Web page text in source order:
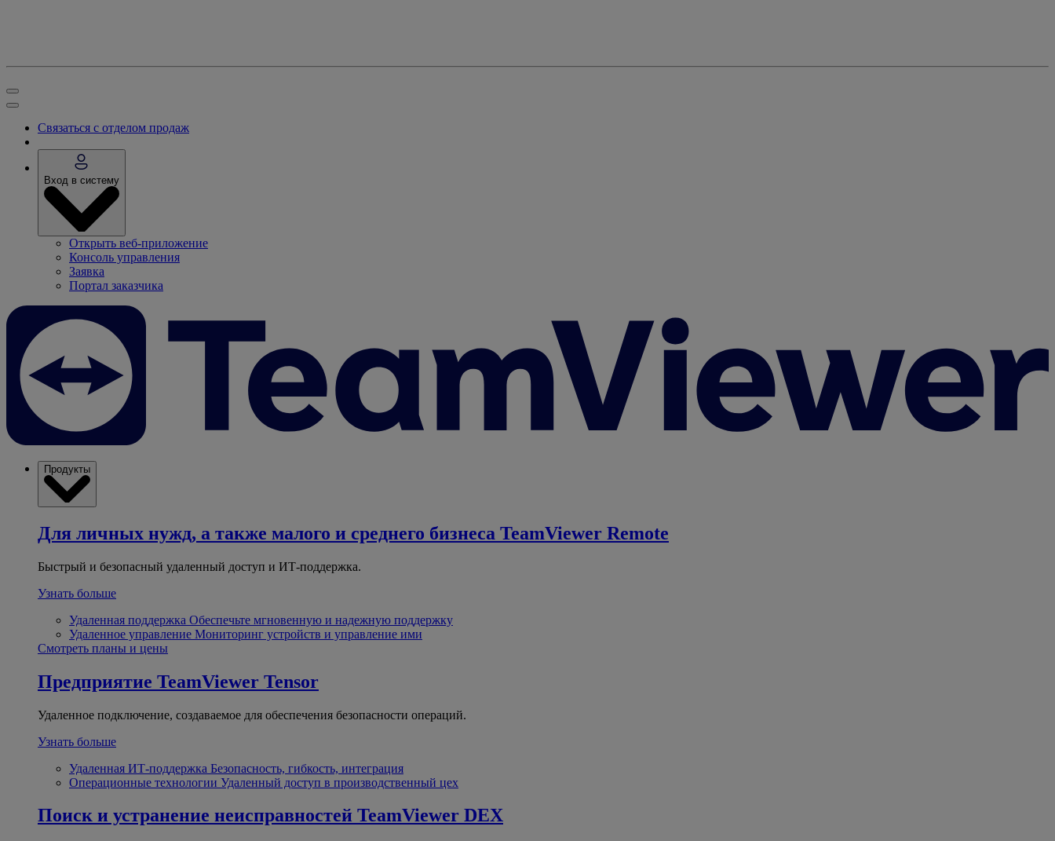
Связаться с отделом продаж
Вход в систему
Открыть веб-приложение
Консоль управления
Заявка
Портал заказчика
Продукты
Для личных нужд, а также малого и среднего бизнеса TeamViewer Remote
Быстрый и безопасный удаленный доступ и ИТ-поддержка.
Узнать больше
Удаленная поддержка Обеспечьте мгновенную и надежную поддержку
Удаленное управление Мониторинг устройств и управление ими
Смотреть планы и цены
Предприятие TeamViewer Tensor
Удаленное подключение, создаваемое для обеспечения безопасности операций.
Узнать больше
Удаленная ИТ-поддержка Безопасность, гибкость, интеграция
Операционные технологии Удаленный доступ в производственный цех
Поиск и устранение неисправностей TeamViewer DEX